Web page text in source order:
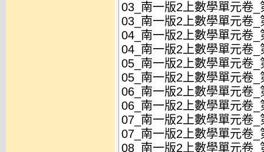
03_南一版2上數學單元卷
03_南一版2上數學單元卷
04_南一版2上數學單元卷
04_南一版2上數學單元卷
05_南一版2上數學單元卷
05_南一版2上數學單元卷
06_南一版2上數學單元卷
06_南一版2上數學單元卷
07_南一版2上數學單元卷
07_南一版2上數學單元卷
08_南一版2上數學單元卷